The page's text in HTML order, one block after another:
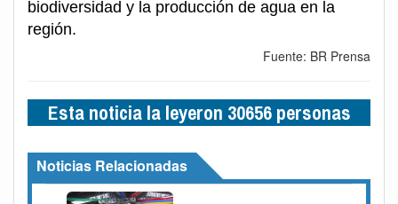
biodiversidad y la producción de agua en la
región.
Fuente: BR Prensa
Esta noticia la leyeron 30656 personas
Noticias Relacionadas